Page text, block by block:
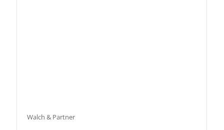
Walch & Partner